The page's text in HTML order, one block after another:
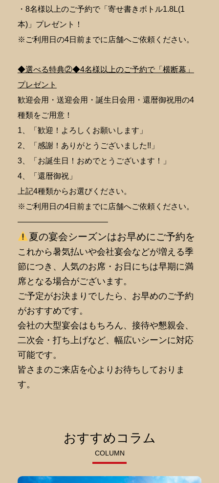
・8名様以上のご予約で「寄せ書きボトル1.8L(1
本)」プレゼント！
※ご利用日の4日前までに店舗へご依頼ください。
◆選べる特典②◆4名様以上のご予約で「横断幕」
プレゼント
歓迎会用・送迎会用・誕生日会用・還暦御祝用の4
種類をご用意！
1、「歓迎！よろしくお願いします」
2、「感謝！ありがとうございました!!」
3、「お誕生日！おめでとうございます！」
4、「還暦御祝」
上記4種類からお選びください。
※ご利用日の4日前までに店舗へご依頼ください。
———————————–
夏の宴会シーズンはお早めにご予約を
これから暑気払いや会社宴会などが増える季
節につき、人気のお席・お日にちは早期に満
席となる場合がございます。
ご予定がお決まりでしたら、お早めのご予約
がおすすめです。
会社の大型宴会はもちろん、接待や懇親会、
二次会・打ち上げなど、幅広いシーンに対応
可能です。
皆さまのご来店を心よりお待ちしておりま
す。
おすすめコラム
COLUMN